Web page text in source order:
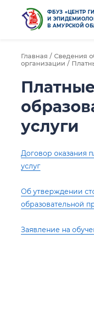
ФБУЗ «ЦЕНТР
И
В АМУРСКОЙ
Главная / Сведения
организации /
услуги
Договор оказания
услуг
Об утверждении
образовательной
Заявление на